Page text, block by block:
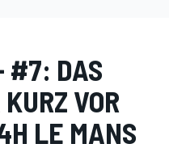
#7: DAS
VOR
LE MANS